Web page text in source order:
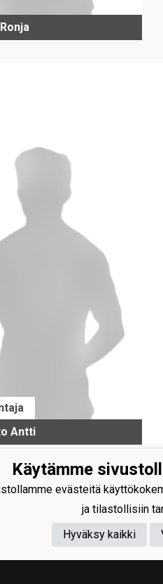
Antti
Käytämme
evästeitä
ja tilastollisiin
Hyväksy kaikki